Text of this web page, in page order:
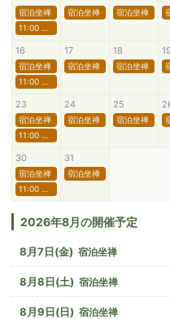
宿泊坐禅
11:00 英語坐禅会ZEN class
宿泊坐禅 宿泊坐禅
16
宿泊坐禅
11:00 英語坐禅会ZEN class
17
宿泊坐禅
18
宿泊坐禅
19
23
宿泊坐禅
11:00 英語坐禅会ZEN class
24
宿泊坐禅
25
宿泊坐禅
30
宿泊坐禅
11:00 英語坐禅会ZEN class
31
宿泊坐禅
2026年8月の開催予定
8月7日(金) 宿泊坐禅
8月8日(土) 宿泊坐禅
8月9日(日) 宿泊坐禅